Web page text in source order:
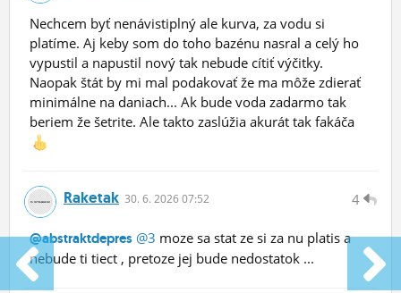
Nechcem byť nenávistiplný ale kurva, za vodu si
platíme. Aj keby som do toho bazénu nasral a celý ho
vypustil a napustil nový tak nebude cítiť výčitky.
Naopak štát by mi mal podakovať že ma môže zdierať
minimálne na daniach... Ak bude voda zadarmo tak
beriem že šetrite. Ale takto zaslúžia akurát tak fakáča
4
Raketak 30. 6. 2026 07:52
@abstraktdepres @3 moze sa stat ze si za nu platis a
nebude ti tiect , pretoze jej bude nedostatok ...